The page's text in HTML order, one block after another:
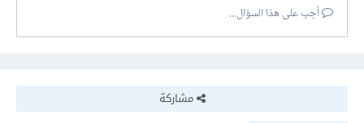
أجب على هذا السؤال...
مشاركة